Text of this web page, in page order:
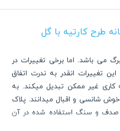
طرح کارتیه با گل
می باشد. اما برخی تغییرات در
تغییرات انقدر به ندرت اتفاق
کاری غیر ممکن تبدیل میکند. به
خوش شانسی و اقبال میدانند. پلاک
و صدف و سنگ استفاده شده در آن